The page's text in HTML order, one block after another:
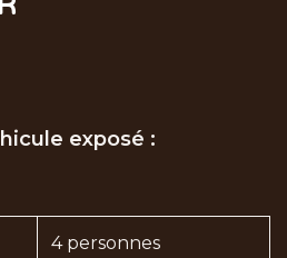
exposé :
4 personnes